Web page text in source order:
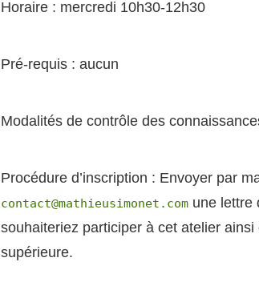
Horaire : mercredi 10h30-12h30
Pré-requis : aucun
Modalités de contrôle des
Procédure d’inscription : Envoyer par
contact@mathieusimonet.com une lettre
souhaiteriez participer à cet atelier
supérieure.